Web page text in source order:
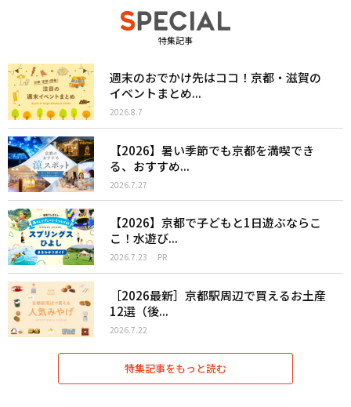
特集記事
週末のおでかけ先はココ！京都・滋賀の
イベントまとめ...
2026.8.7
【2026】暑い季節でも京都を満喫でき
る、おすすめ...
2026.7.27
【2026】京都で子どもと1日遊ぶならこ
こ！水遊び...
2026.7.23 PR
［2026最新］京都駅周辺で買えるお土産
12選（後...
2026.7.22
特集記事をもっと読む